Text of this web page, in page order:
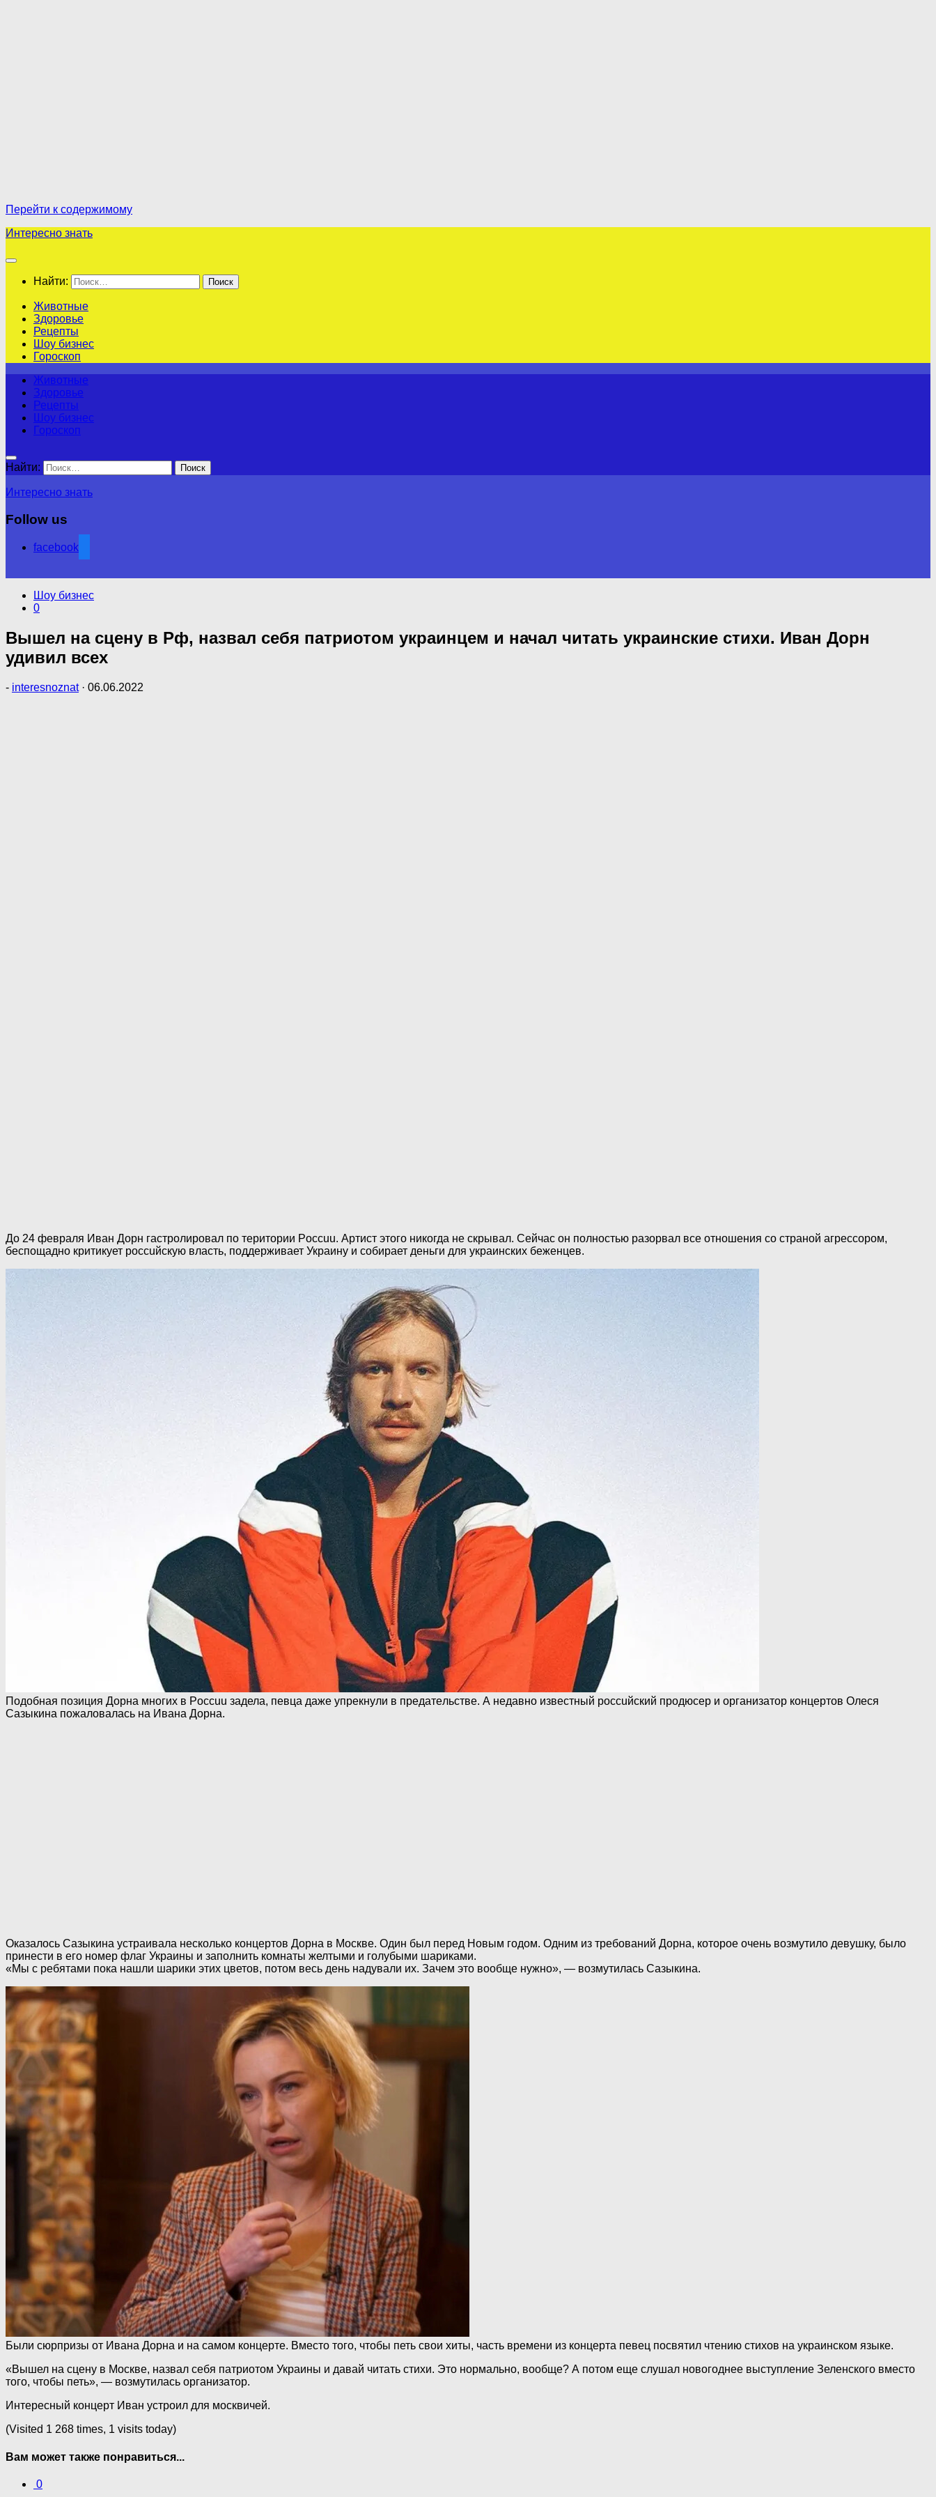
Перейти к содержимому
Интересно знать
Найти:
Животные
Здоровье
Рецепты
Шоу бизнес
Гороскоп
Животные
Здоровье
Рецепты
Шоу бизнес
Гороскоп
Найти:
Интересно знать
Follow us
facebook
Шоу бизнес
0
Вышел на сцену в Рф, назвал себя патриотом украинцем и начал читать украинские стихи. Иван Дорн
удивил всех
- interesnoznat · 06.06.2022
До 24 февраля Иван Дорн гастролировал по територии Poccuu. Артист этого никогда не скрывал. Сейчас он полностью разорвал все отношения со страной aгpeccopoм,
беспощадно критикует poccuйскую власть, поддерживает Украину и собирает деньги для украинских беженцев.
Подобная позиция Дорна многих в Poccuu задела, певца даже упрекнули в пpeдатeльcтве. А недавно известный poccuйcкий продюсер и организатор концертов Олеся
Сазыкина пожаловалась на Ивана Дорна.
Оказалось Сазыкина устраивала несколько концертов Дорна в Москве. Один был перед Новым годом. Одним из требований Дорна, которое очень возмутило девушку, было
принести в его номер флаг Украины и заполнить комнаты желтыми и голубыми шариками.
«Мы с ребятами пока нашли шарики этих цветов, потом весь день надували их. Зачем это вообще нужно», — возмутилась Сазыкина.
Были сюрпризы от Ивана Дорна и на самом концерте. Вместо того, чтобы петь свои хиты, часть времени из концерта певец посвятил чтению стихов на украинском языке.
«Вышел на сцену в Москве, назвал себя патриотом Украины и давай читать стихи. Это нормально, вообще? А потом еще слушал новогоднее выступление Зеленского вместо
того, чтобы петь», — возмутилась организатор.
Интересный концерт Иван устроил для москвичей.
(Visited 1 268 times, 1 visits today)
Вам может также понравиться...
0